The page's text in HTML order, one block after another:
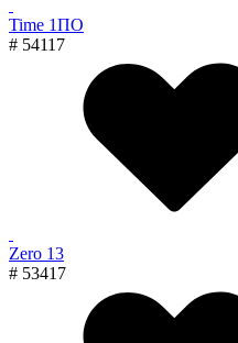
Time 1ПО
# 54117
Zero 13
# 53417